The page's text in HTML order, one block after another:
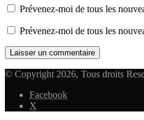
Prévenez-moi de tous les
Prévenez-moi de tous les
© Copyright 2026, Tous droits
Facebook
X